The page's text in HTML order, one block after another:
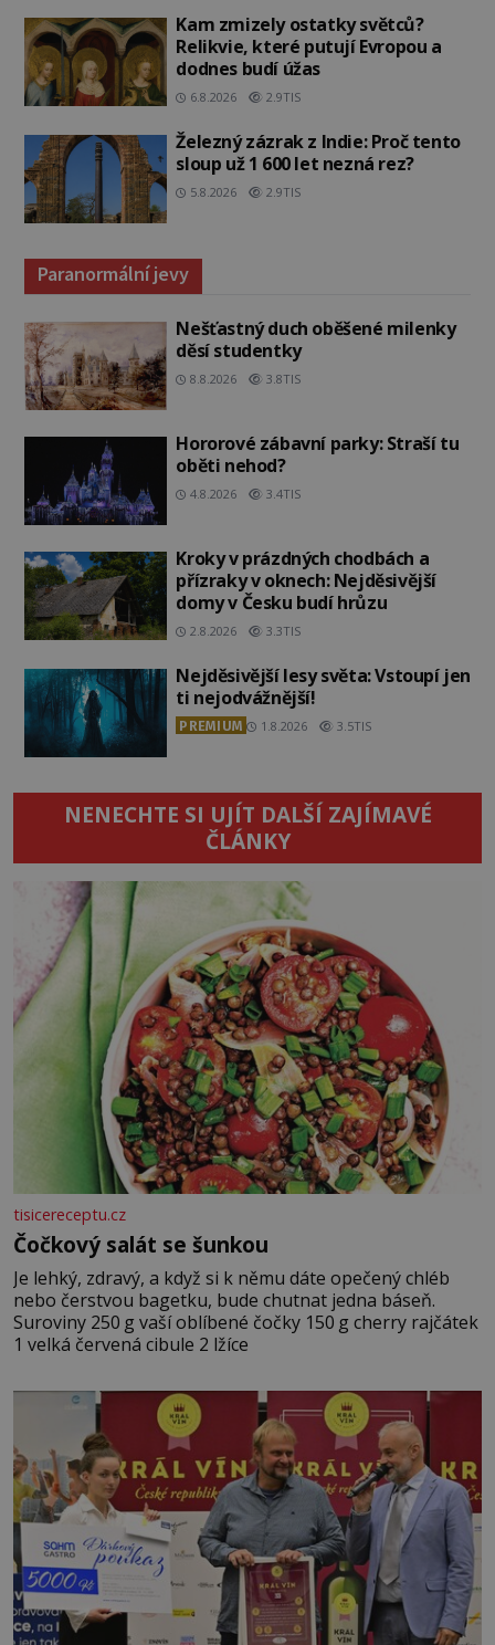
Kam zmizely ostatky světců?
Relikvie, které putují Evropou a
dodnes budí úžas
6.8.2026 2.9TIS
Železný zázrak z Indie: Proč tento
sloup už 1 600 let nezná rez?
5.8.2026 2.9TIS
Paranormální jevy
Nešťastný duch oběšené milenky
děsí studentky
8.8.2026 3.8TIS
Hororové zábavní parky: Straší tu
oběti nehod?
4.8.2026 3.4TIS
Kroky v prázdných chodbách a
přízraky v oknech: Nejděsivější
domy v Česku budí hrůzu
2.8.2026 3.3TIS
Nejděsivější lesy světa: Vstoupí jen
ti nejodvážnější!
PREMIUM 1.8.2026 3.5TIS
NENECHTE SI UJÍT DALŠÍ ZAJÍMAVÉ
ČLÁNKY
tisicereceptu.cz
Čočkový salát se šunkou
Je lehký, zdravý, a když si k němu dáte opečený chléb
nebo čerstvou bagetku, bude chutnat jedna báseň.
Suroviny 250 g vaší oblíbené čočky 150 g cherry rajčátek
1 velká červená cibule 2 lžíce